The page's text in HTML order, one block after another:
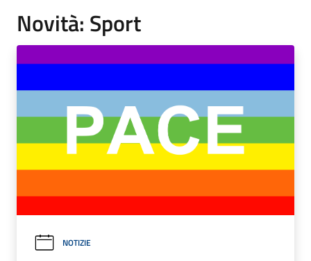
Novità: Sport
NOTIZIE